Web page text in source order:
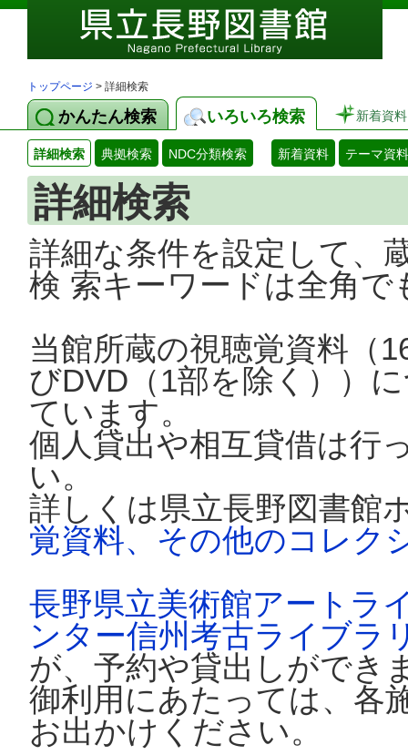
トップページ > 詳細検索
かんたん検索 いろいろ検索 新着資料
詳細検索 典拠検索 NDC分類検索 新着資料 テーマ資料
詳細検索
詳細な条件を設定して、
検 索キーワードは全角
当館所蔵の視聴覚資料（
びDVD（1部を除く））
ています。
個人貸出や相互貸借は行
い。
詳しくは県立長野図書館
覚資料、その他のコレク
長野県立美術館アートラ
ンター信州考古ライブラ
が、予約や貸出しができ
御利用にあたっては、各
お出かけください。